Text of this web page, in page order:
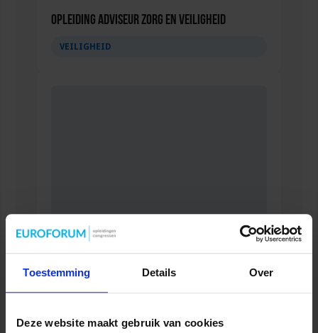
Toestemming Details Over
Deze website maakt gebruik van cookies
Opleiding Adviseur zorg en veiligheid
VEILIGHEID
Gebouwbeheer en veiligheid
VEILIGHEID